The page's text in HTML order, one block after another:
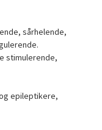
sårhelende,
stimulerende,
og epileptikere,